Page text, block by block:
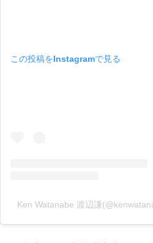
この投稿をInstagramで見る
Ken Watanabe 渡辺謙